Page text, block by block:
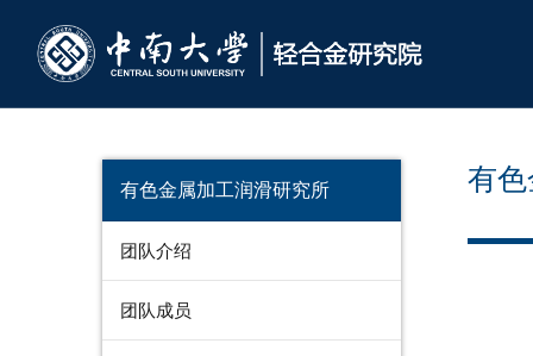
有色金属加工润滑研究所
团队介绍
团队成员
有